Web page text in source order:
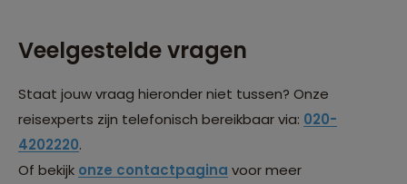
Veelgestelde vragen
Staat jouw vraag hieronder niet tussen? Onze
reisexperts zijn telefonisch bereikbaar via: 020-
4202220.
Of bekijk onze contactpagina voor meer